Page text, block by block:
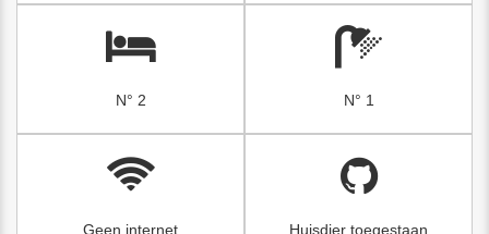
N° 2 N° 1
Geen internet Huisdier toegestaan